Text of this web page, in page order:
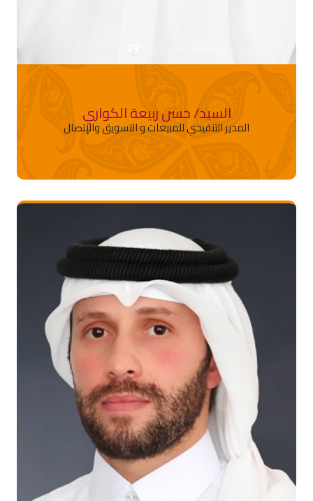
السيد/ حسن ربيعة الكواري
المدير التنفيذي للمبيعات و التسويق والإتصال